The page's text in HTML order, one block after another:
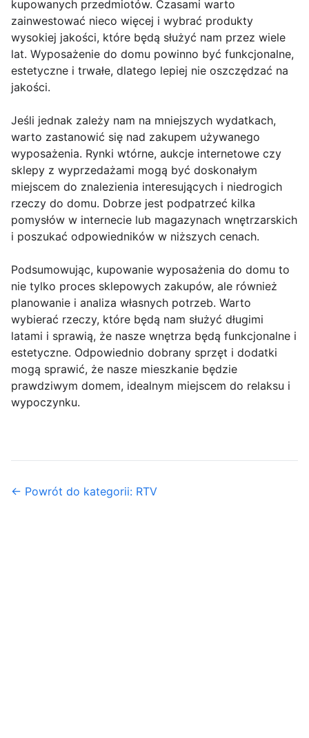
kupowanych przedmiotów. Czasami warto
zainwestować nieco więcej i wybrać produkty
wysokiej jakości, które będą służyć nam przez wiele
lat. Wyposażenie do domu powinno być funkcjonalne,
estetyczne i trwałe, dlatego lepiej nie oszczędzać na
jakości.
Jeśli jednak zależy nam na mniejszych wydatkach,
warto zastanowić się nad zakupem używanego
wyposażenia. Rynki wtórne, aukcje internetowe czy
sklepy z wyprzedażami mogą być doskonałym
miejscem do znalezienia interesujących i niedrogich
rzeczy do domu. Dobrze jest podpatrzeć kilka
pomysłów w internecie lub magazynach wnętrzarskich
i poszukać odpowiedników w niższych cenach.
Podsumowując, kupowanie wyposażenia do domu to
nie tylko proces sklepowych zakupów, ale również
planowanie i analiza własnych potrzeb. Warto
wybierać rzeczy, które będą nam służyć długimi
latami i sprawią, że nasze wnętrza będą funkcjonalne i
estetyczne. Odpowiednio dobrany sprzęt i dodatki
mogą sprawić, że nasze mieszkanie będzie
prawdziwym domem, idealnym miejscem do relaksu i
wypoczynku.
← Powrót do kategorii: RTV